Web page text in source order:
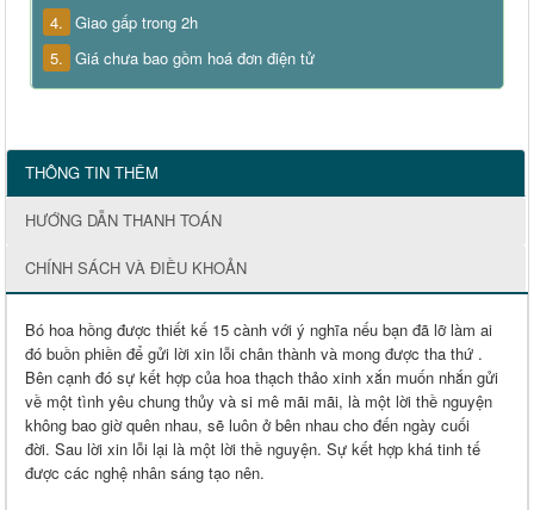
4. Giao gấp trong 2h
5. Giá chưa bao gồm hoá đơn điện tử
THÔNG TIN THÊM
HƯỚNG DẪN THANH TOÁN
CHÍNH SÁCH VÀ ĐIỀU KHOẢN
Bó hoa hồng được thiết kế 15 cành với ý nghĩa nếu bạn đã lỡ làm ai
đó buồn phiền để gửi lời xin lỗi chân thành và mong được tha thứ .
Bên cạnh đó sự kết hợp của hoa thạch thảo xinh xắn muốn nhắn gửi
về một tình yêu chung thủy và si mê mãi mãi, là một lời thề nguyện
không bao giờ quên nhau, sẽ luôn ở bên nhau cho đến ngày cuối
đời. Sau lời xin lỗi lại là một lời thề nguyện. Sự kết hợp khá tinh tế
được các nghệ nhân sáng tạo nên.